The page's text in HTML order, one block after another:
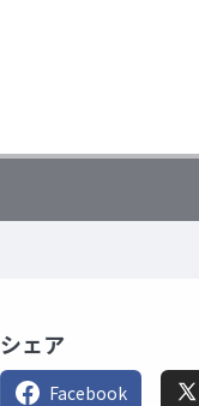
シェア
Facebook